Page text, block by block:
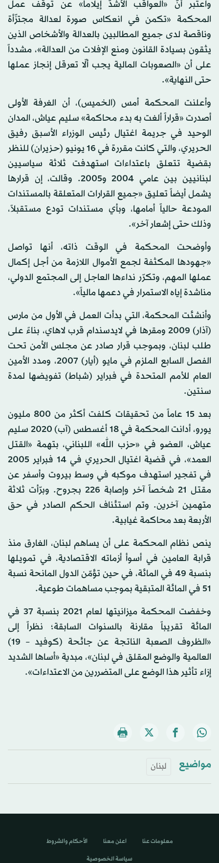
واعتبر أنّ «العواقب الأشدّ إيلاماً» عن توقف عمل
المحكمة «تكمن في انعكاس صورة لعدالة مجتزّأة
وناقصة لدى جميع المطالبين بالعدالة والأشخاص الذين
يثقون بسيادة القانون ومنع الإفلات من العدالة»، مشدداً
على أن «الصعوبات المالية يجب ألّا تعرقل إنجاز عملها
حتى النهاية».
وأعلنت المحكمة أمس (الخميس)، أن الغرفة الأولى
أصدرت «قراراً ألغت به بدء محاكمة» سليم عياش، المدان
الوحيد في جريمة اغتيال رئيس الوزراء الأسبق رفيق
الحريري، والتي كانت مقررة في 16 يونيو (حزيران) للنظر
بقضية تتعلق باعتداءات استهدفت ثلاثة سياسيين
لبنانيين بين عامي 2004 و2005. وقالت، إن قرارها
يشمل أيضاً تعليق «جميع القرارات المتعلقة بالمستندات
المودعة حالياً أمامها، وبأي مستندات تودع مستقبلاً،
وذلك حتى إشعار آخر».
وأوضحت المحكمة في الوقت ذاته، أنها تواصل
«جهودها المكثفة لجمع الأموال اللازمة من أجل إكمال
عملها المهم، وتكرّر نداءها العاجل إلى المجتمع الدولي،
مناشدة إياه الاستمرار في دعمها مالياً».
وأنشئت المحكمة، التي بدأت العمل في الأول من مارس
(آذار) 2009 ومقرها في لايدسندام قرب لاهاي، بناءً على
طلب لبنان، وبموجب قرار صادر عن مجلس الأمن تحت
الفصل السابع الملزم في مايو (أيار) 2007، ومدد الأمين
العام للأمم المتحدة في فبراير (شباط) تفويضها لمدة
سنتين.
بعد 15 عاماً من تحقيقات كلفت أكثر من 800 مليون
يورو، أدانت المحكمة في 18 أغسطس (آب) 2020 سليم
عياش، العضو في «حزب الله» اللبناني، بتهمة «القتل
العمد»، في قضية اغتيال الحريري في 14 فبراير 2005
في تفجير استهدف موكبه في وسط بيروت وأسفر عن
مقتل 21 شخصاً آخر وإصابة 226 بجروح. وبرّأت ثلاثة
متهمين آخرين. وتم استئناف الحكم الصادر في حق
الأربعة بعد محاكمة غيابية.
ينص نظام المحكمة على أن يساهم لبنان، الغارق منذ
قرابة العامين في أسوأ أزماته الاقتصادية، في تمويلها
بنسبة 49 في المائة، في حين تؤمّن الدول المانحة نسبة
51 في المائة المتبقية بموجب مساهمات طوعية.
وخفضت المحكمة ميزانيتها لعام 2021 بنسبة 37 في
المائة تقريباً مقارنة بالسنوات السابقة؛ نظراً إلى
«الظروف الصعبة الناتجة عن جائحة (كوفيد – 19)
العالمية والوضع المقلق في لبنان»، مبدية «أساها الشديد
إزاء تأثير هذا الوضع على المتضررين من الاعتداءات».
مواضيع لبنان
معلومات عنا اعلن معنا الأحكام والشروط
سياسة الخصوصية